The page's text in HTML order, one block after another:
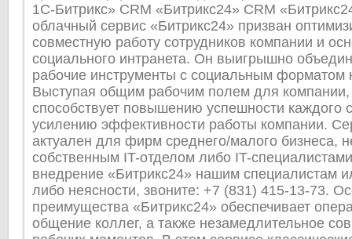
1С-Битрикс» CRM «Битрикс24» CRM
облачный сервис «Битрикс24» призван
совместную работу сотрудников компании и
социального интранета. Он выигрышно
рабочие инструменты с социальным форматом
Выступая общим рабочим полем для компании,
способствует повышению успешности каждого
усилению эффективности работы компании.
актуален для фирм среднего/малого бизнеса,
собственным IT-отделом либо IT-
внедрение «Битрикс24» нашим специалистам
либо неясности, звоните: +7 (831) 415-13-73.
преимущества «Битрикс24» обеспечивает
общение коллег, а также незамедлительное